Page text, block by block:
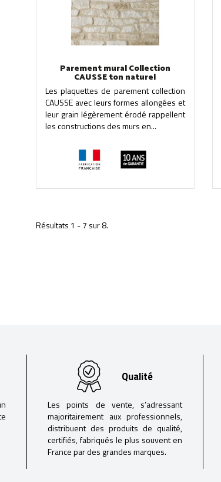
Parement mural Collection
CAUSSE ton naturel
Les plaquettes de parement collection
CAUSSE avec leurs formes allongées et
leur grain légèrement érodé rappellent
les constructions des murs en...
Résultats 1 - 7 sur 8.
Qualité
Les points de vente, s’adressant
majoritairement aux professionnels,
distribuent des produits de qualité,
certifiés, fabriqués le plus souvent en
France par des grandes marques.